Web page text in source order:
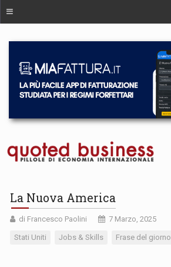
La Nuova America
di Francesco Paolini 7 Marzo, 2025
Stati Uniti Jobs & Skills Frase del giorno